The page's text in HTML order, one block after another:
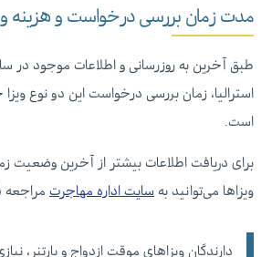
مدت زمان بررسی درخواست و هزینه
طبق آخرین به روزرسانی و اطلاعات موجود در
است.
برای دریافت اطلاعات بیشتر از آخرین وضعیت
ویزاها می‌توانید به سایت اداره مهاجرت مراجعه
دارندگان ویزاهای موقت ازدواج و پارتنر،